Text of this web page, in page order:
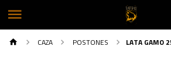
CAZA POSTONES LATA GAMO